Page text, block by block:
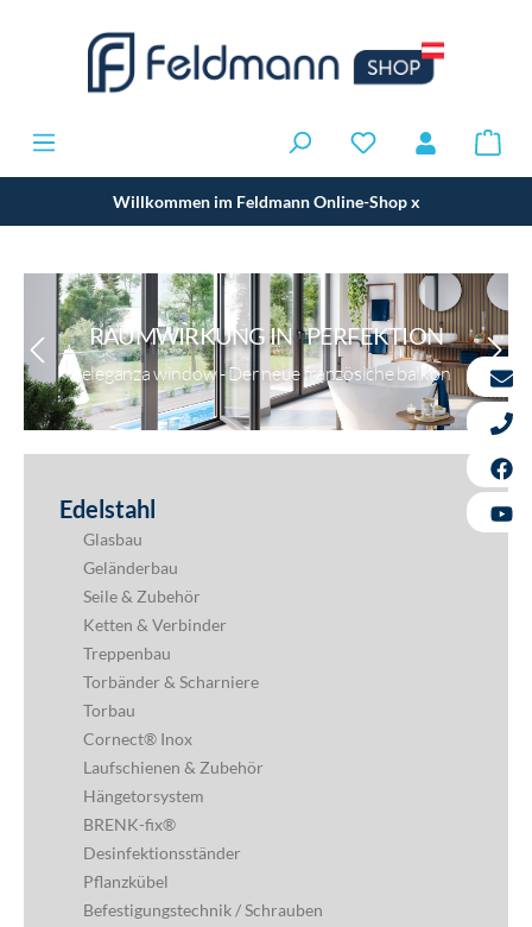
Willkommen im Feldmann Online-Shopx
RAUMWIRKUNG IN PERFEKTION
eleganza window - Der neue französiche balkon
Edelstahl
Glasbau
Geländerbau
Seile & Zubehör
Ketten & Verbinder
Treppenbau
Torbänder & Scharniere
Torbau
Cornect® Inox
Laufschienen & Zubehör
Hängetorsystem
BRENK-fix®
Desinfektionsständer
Pflanzkübel
Befestigungstechnik / Schrauben